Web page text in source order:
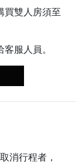
買雙人房須至
服人員。
消行程者，